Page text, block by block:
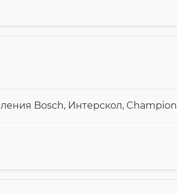
Bosch, Интерскол, Champion